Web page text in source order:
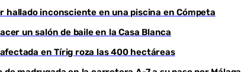
hallado inconsciente en una piscina en Cómpeta
un salón de baile en la Casa Blanca
en Tírig roza las 400 hectáreas